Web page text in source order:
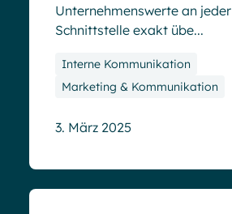
Unternehmenswerte an jeder
Schnittstelle exakt übe...
Interne Kommunikation
Marketing & Kommunikation
3. März 2025